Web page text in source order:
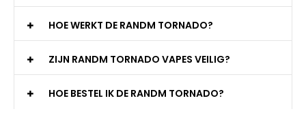
HOE WERKT DE RANDM TORNADO?
ZIJN RANDM TORNADO VAPES VEILIG?
HOE BESTEL IK DE RANDM TORNADO?